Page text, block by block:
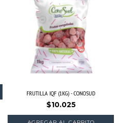
FRUTILLA IQF (1KG) - CONOSUD
$10.025